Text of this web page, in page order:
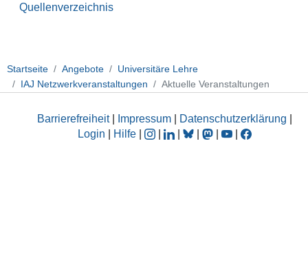
Quellenverzeichnis
Startseite Angebote
Universitäre Lehre
IAJ Netzwerkveranstaltungen
Aktuelle Veranstaltungen
Barrierefreiheit| Impressum Datenschutzerklärung
Login
Hilfe